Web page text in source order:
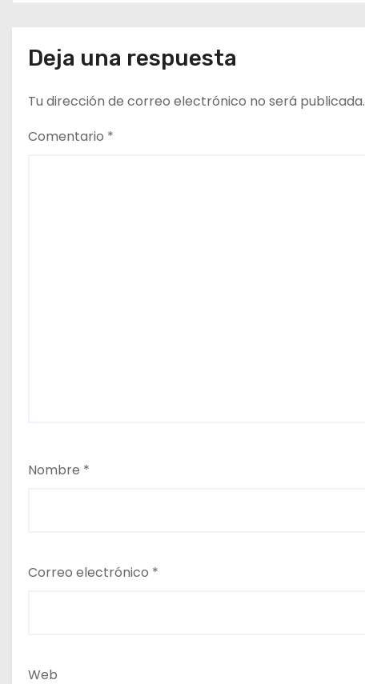
a
d
a
Deja una respuesta
Tu dirección de correo electrónico no será publicada.
Comentario *
Nombre *
Correo electrónico *
Web